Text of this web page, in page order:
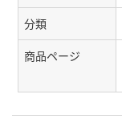
分類
商品ページ